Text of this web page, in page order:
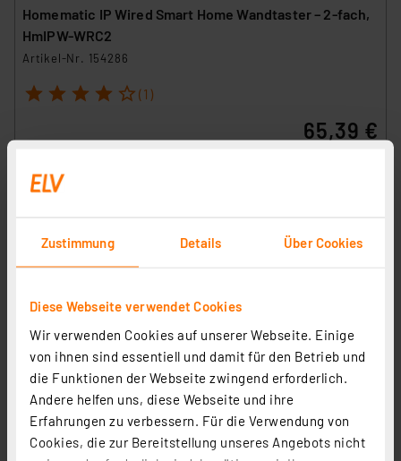
Zustimmung Details Über Cookies
Diese Webseite verwendet Cookies
Wir verwenden Cookies auf unserer Webseite. Einige
von ihnen sind essentiell und damit für den Betrieb und
die Funktionen der Webseite zwingend erforderlich.
Andere helfen uns, diese Webseite und ihre
Erfahrungen zu verbessern. Für die Verwendung von
Cookies, die zur Bereitstellung unseres Angebots nicht
Homematic IP Wired Smart Home Wandtaster – 2-fach,
HmIPW-WRC2
Artikel-Nr. 154286
1 2 3 4 5 (1)
65,39 €